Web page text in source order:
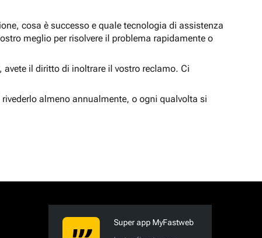
cosa è successo e quale tecnologia di assistenza
meglio per risolvere il problema rapidamente o
il diritto di inoltrare il vostro reclamo. Ci
rivederlo almeno annualmente, o ogni qualvolta si
Super app MyFastweb